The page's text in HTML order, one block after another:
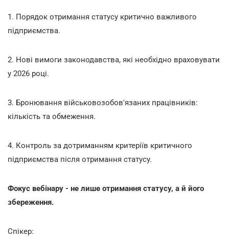
1. Порядок отримання статусу критично важливого
підприємства.
2. Нові вимоги законодавства, які необхідно враховувати
у 2026 році.
3. Бронювання військовозобов'язаних працівників:
кількість та обмеження.
4. Контроль за дотриманням критеріїв критичного
підприємства після отримання статусу.
Фокус вебінару - не лише отримання статусу, а й його
збереження.
Спікер: